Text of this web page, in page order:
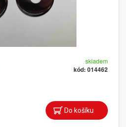
skladem
kód: 014462